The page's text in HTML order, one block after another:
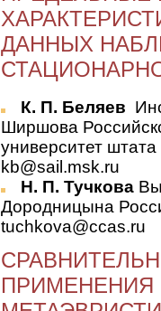
ДАННЫХ
К. П. Беляев
Ширшова
университет
kb@sail.msk.ru
Н. П. Тучкова
Дородницына
tuchkova@ccas.ru
ПРИМЕНЕНИЯ